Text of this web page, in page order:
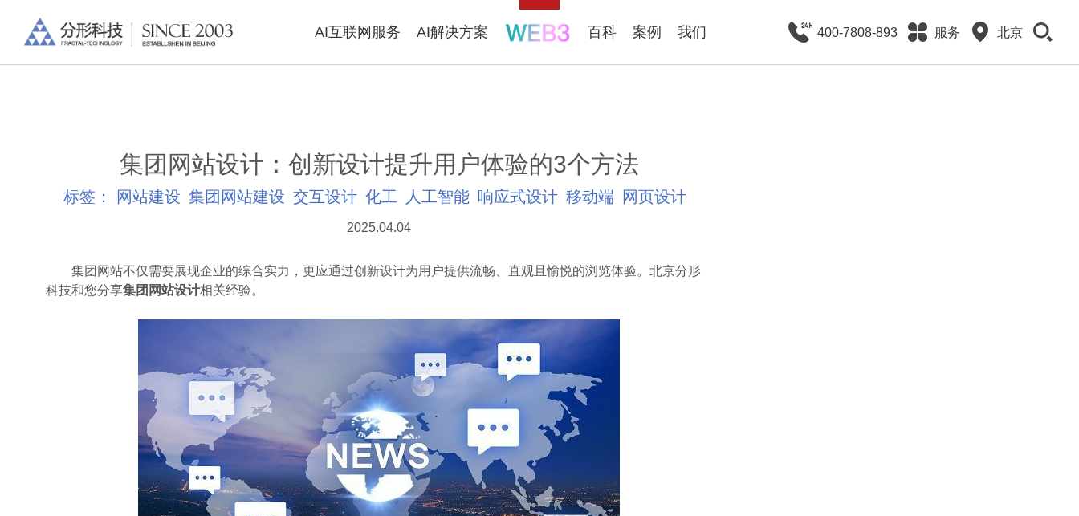
AI互联网服务 AI解决方案 百科 案例 我们 400-7808-893 服务 北京
集团网站设计：创新设计提升用户体验的3个方法
标签： 网站建设 集团网站建设 交互设计 化工 人工智能 响应式设计 移动端 网页设计
2025.04.04
集团网站不仅需要展现企业的综合实力，更应通过创新设计为用户提供流畅、直观且愉悦的浏览体验。北京分形
科技和您分享集团网站设计相关经验。